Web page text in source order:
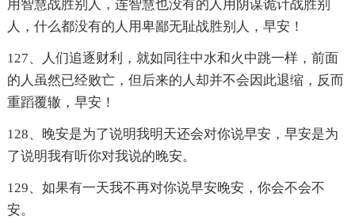
用智慧战胜别人，连智慧也没有的人用阴谋诡计战胜别
人，什么都没有的人用卑鄙无耻战胜别人，早安！
127、人们追逐财利，就如同往中水和火中跳一样，前面
的人虽然已经败亡，但后来的人却并不会因此退缩，反而
重蹈覆辙，早安！
128、晚安是为了说明我明天还会对你说早安，早安是为
了说明我有听你对我说的晚安。
129、如果有一天我不再对你说早安晚安，你会不会不
安。